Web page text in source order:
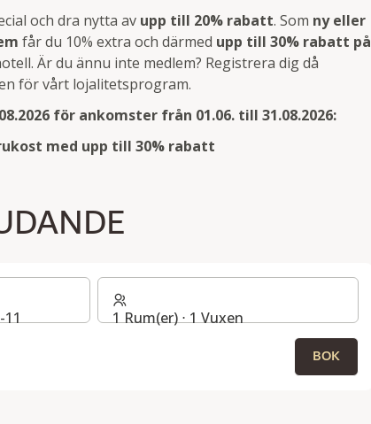
och dra nytta av upp till 20% rabatt. Som ny eller
får du 10% extra och därmed upp till 30% rabatt på
Är du ännu inte medlem? Registrera dig då
för vårt lojalitetsprogram.
för ankomster från 01.06. till 31.08.2026:
med upp till 30% rabatt
11 1 Rum(er) ⋅ 1 Vuxen
BOK